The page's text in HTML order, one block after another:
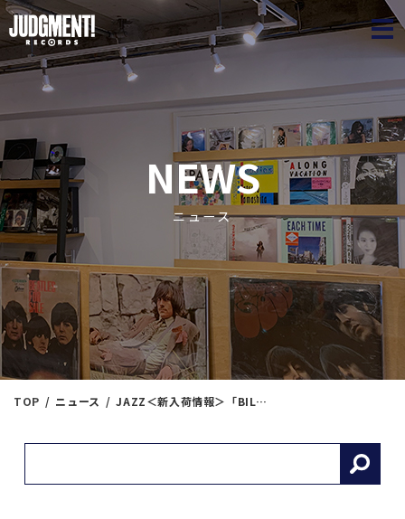
NEWS
ニュース
TOP ニュース JAZZ＜新入荷情報＞「BILL EVANS」 & 「RIVERSIDEレーベル」リスト